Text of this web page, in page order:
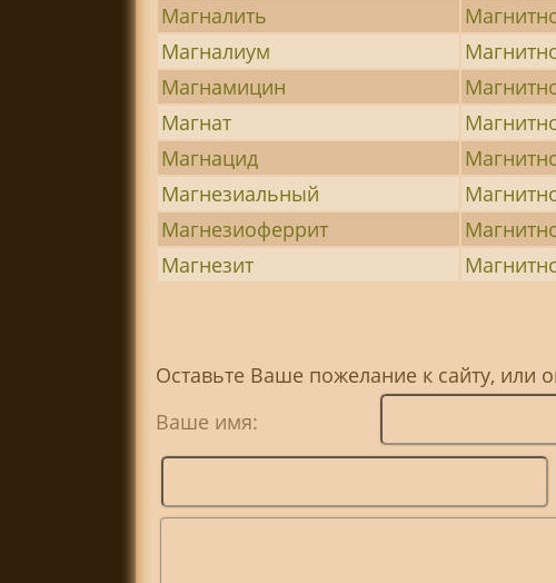
Магналить
Магналиум
Магнамицин
Магнат
Магнацид
Магнезиальный
Магнезиоферрит
Магнезит
Оставьте Ваше пожелание к сайту, или
Ваше имя: